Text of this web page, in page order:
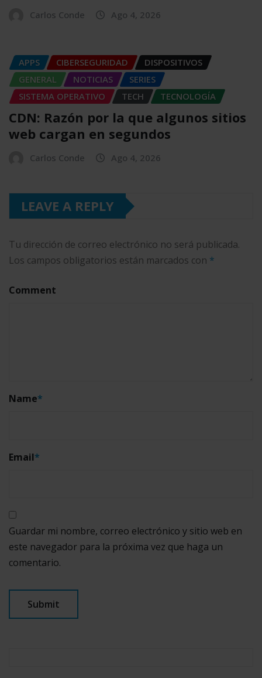
Carlos Conde Ago 4, 2026
APPS CIBERSEGURIDAD
DISPOSITIVOS
GENERAL
NOTICIAS
SERIES
SISTEMA OPERATIVO
TECH TECNOLOGÍA
CDN: Razón por la que algunos sitios
web cargan en segundos
Carlos Conde Ago 4, 2026
LEAVE A REPLY
Tu dirección de correo electrónico no será publicada.
Los campos obligatorios están marcados con *
Comment
Name*
Email*
Guardar mi nombre, correo electrónico y sitio web en
este navegador para la próxima vez que haga un
comentario.